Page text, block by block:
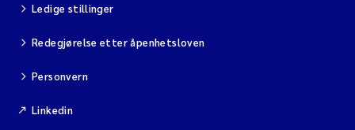
Ledige stillinger
Redegjørelse etter åpenhetsloven
Personvern
Linkedin